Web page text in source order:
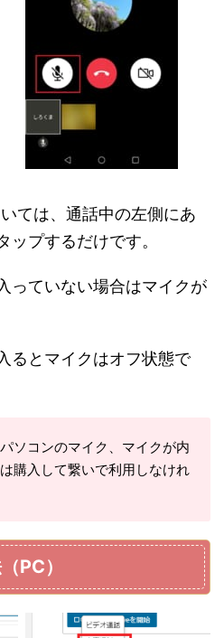
ては、通話中の左側にあ
ップするだけです。
っていない場合はマイクが
るとマイクはオフ状態で
ソコンのマイク、マイクが内
購入して繋いで利用しなけれ
PC）